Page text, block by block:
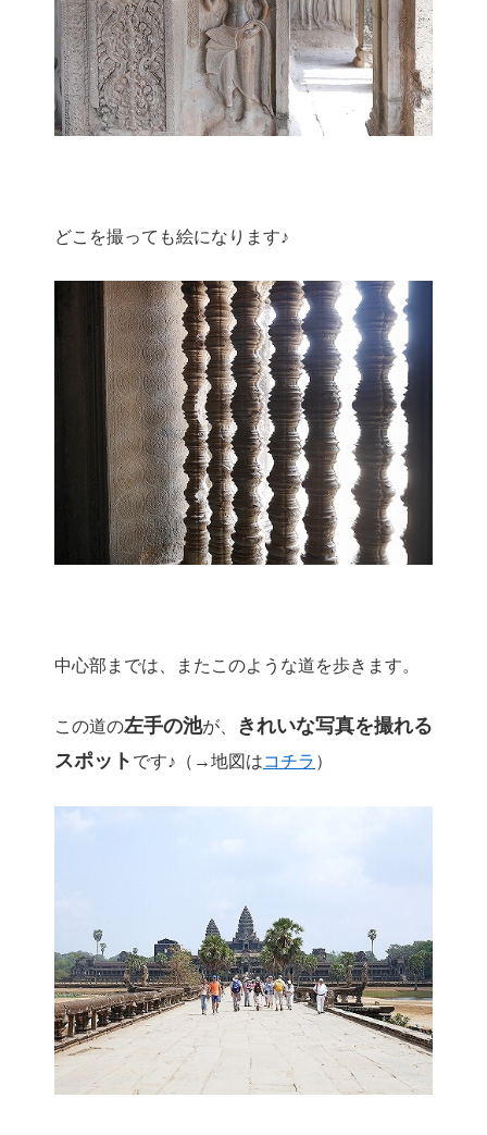
どこを撮っても絵になります♪
中心部までは、またこのような道を歩きます。
この道の左手の池が、
きれいな写真を撮れる
スポット です♪（→地図はコチラ ）